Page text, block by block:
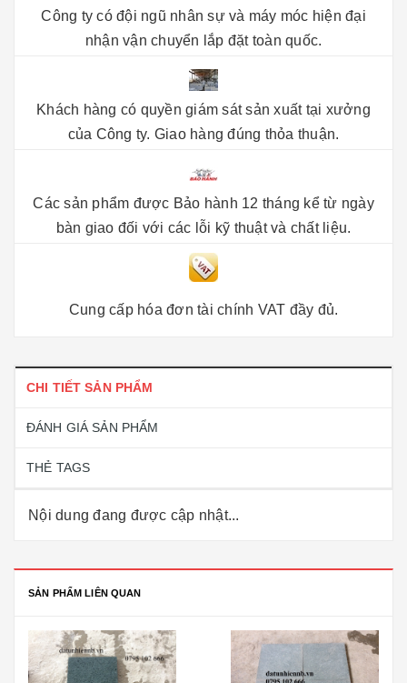
Công ty có đội ngũ nhân sự và máy móc hiện đại
nhận vận chuyển lắp đặt toàn quốc.
Khách hàng có quyền giám sát sản xuất tại xưởng
của Công ty. Giao hàng đúng thỏa thuận.
Các sản phẩm được Bảo hành 12 tháng kể từ ngày
bàn giao đối với các lỗi kỹ thuật và chất liệu.
Cung cấp hóa đơn tài chính VAT đầy đủ.
CHI TIẾT SẢN PHẨM
ĐÁNH GIÁ SẢN PHẨM
THẺ TAGS
Nội dung đang được cập nhật...
SẢN PHẨM LIÊN QUAN